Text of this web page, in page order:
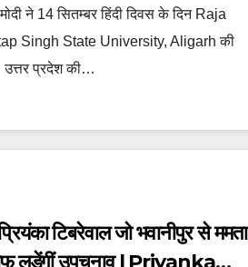
ने 14 सितम्बर हिंदी दिवस के दिन Raja
Singh State University, Aligarh की
उत्तर प्रदेश की…
टिबरेवाल जो भवानीपुर से ममता
लड़ेंगीं उपचुनाव | Priyanka